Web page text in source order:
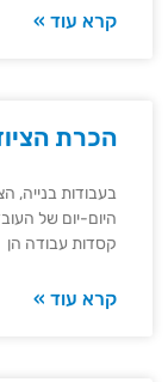
קרא עוד »
הכרת
בעבודות בנייה,
היום-יום של
קסדות עבודה הן
קרא עוד »